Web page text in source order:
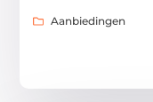
Aanbiedingen